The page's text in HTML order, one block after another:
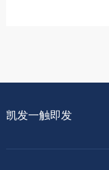
凯发一触即发